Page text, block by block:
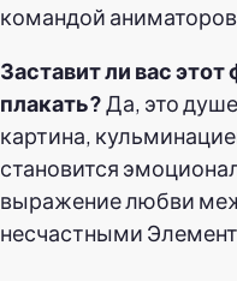
командой
Заставит ли вас
плакать?Да, это
картина,
становится
выражение любви
несчастными